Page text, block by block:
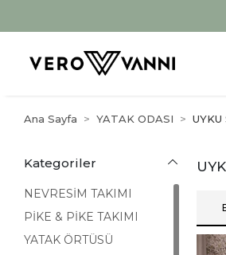
Ana Sayfa YATAK ODASI UYKU
Kategoriler
NEVRESİM TAKIMI
PİKE & PİKE TAKIMI
YATAK ÖRTÜSÜ